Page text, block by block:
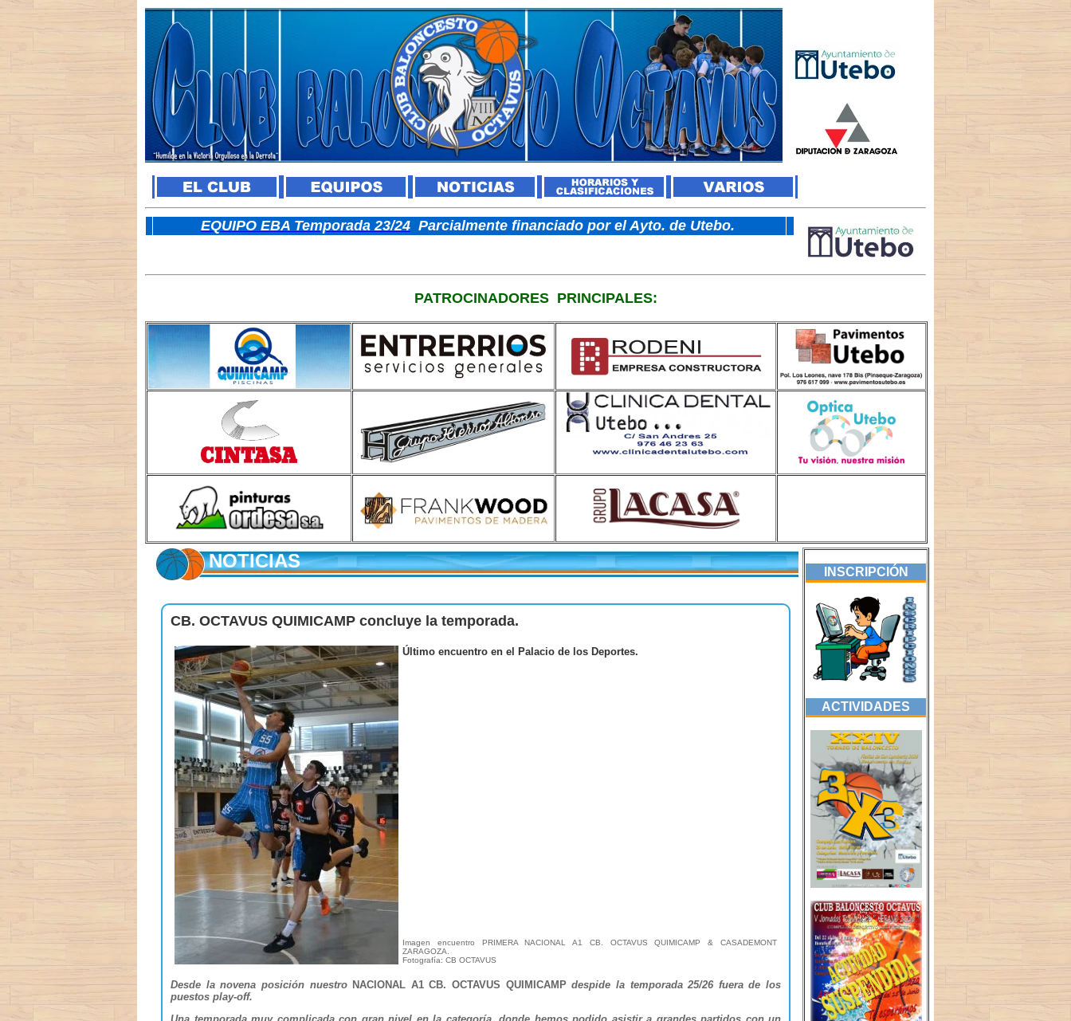
EQUIPO EBA Temporada 23/24 Parcialmente financiado por el Ayto. de Utebo.
PATROCINADORES PRINCIPALES:
NOTICIAS
CB. OCTAVUS QUIMICAMP concluye la temporada.
Último encuentro en el Palacio de los Deportes.
Imagen encuentro PRIMERA NACIONAL A1 CB. OCTAVUS QUIMICAMP & CASADEMONT
ZARAGOZA.
Fotografía: CB OCTAVUS
Desde la novena posición nuestro NACIONAL A1 CB. OCTAVUS QUIMICAMP despide la temporada 25/26 fuera de los
puestos play-off.
INSCRIPCIÓN
ACTIVIDADES